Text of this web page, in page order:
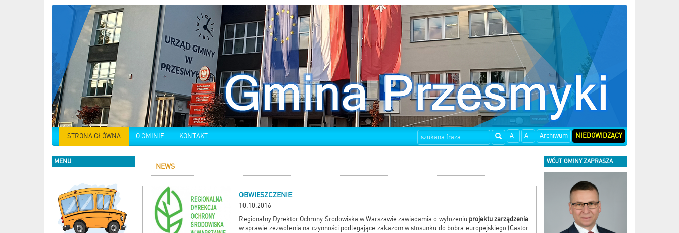
STRONA GŁÓWNA O GMINIE KONTAKT A- A+ Archiwum NIEDOWIDZĄCY
MENU
NEWS
OBWIESZCZENIE
10.10.2016
Regionalny Dyrektor Ochrony Środowiska w Warszawie zawiadamia o wyłożeniu projektu zarządzenia
w sprawie zezwolenia na czynności podlegające zakazom w stosunku do bobra europejskiego (Castor
WÓJT GMINY ZAPRASZA